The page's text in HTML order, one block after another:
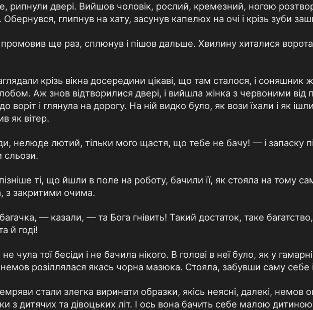
рипнули двері. Вийшов чоловік, рослий, кремезний, ногою
Обернувся, глипнув на хату, засунув капелюх на очі і крізь зуби
ще раз, сплюнув і пішов дальше. Хвилину хиталися
крізь вікна досередини цікаві, що там сталося, і соняшник
Аж знов відтворилися двері, і вийшла жінка з червоними від
воріт і глянула на дорогу. На ній видко було, як вози їхали і як
як вітер.
нелюде лютий, тільки мого щастя, що тебе не бачу! — і запаску
сльози.
ті, що йшли в поле на роботу, бачили її, як стояла на тому
з закритими очима.
— казали, — та Бога гнівить! Такий достаток, таке
й годі!
чула тої бесіди і не бачила нікого. В голові в неї було, як у
розіллялася якась чорна мазюка. Стояла, забувши саму себе
стали злегка виринати образки, якісь неясні, далекі, немов
з дитячих та дівоцьких літ. І ось вона бачить себе малою